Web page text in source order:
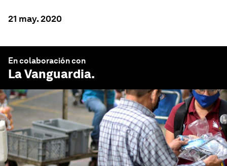
21 may. 2020
En colaboración con
La Vanguardia.